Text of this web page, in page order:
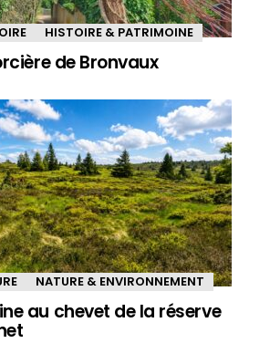
HISTOIRE & PATRIMOINE
de Bronvaux
NATURE & ENVIRONNEMENT
au chevet de la réserve